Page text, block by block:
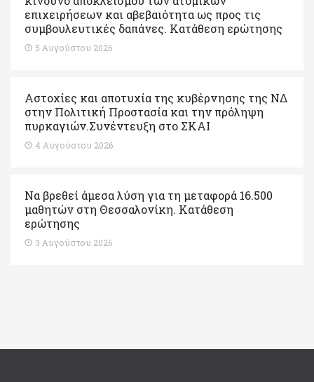
επιχειρήσεων και αβεβαιότητα ως προς τις
συμβουλευτικές δαπάνες. Κατάθεση ερώτησης
5 Αυγούστου 2026
Αστοχίες και αποτυχία της κυβέρνησης της ΝΔ
στην Πολιτική Προστασία και την πρόληψη
πυρκαγιών.Συνέντευξη στο ΣΚΑΙ
4 Αυγούστου 2026
Να βρεθεί άμεσα λύση για τη μεταφορά 16.500
μαθητών στη Θεσσαλονίκη. Κατάθεση
ερώτησης
3 Αυγούστου 2026